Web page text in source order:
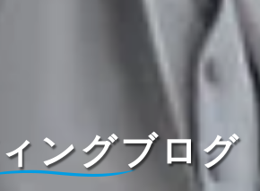
ングブログ